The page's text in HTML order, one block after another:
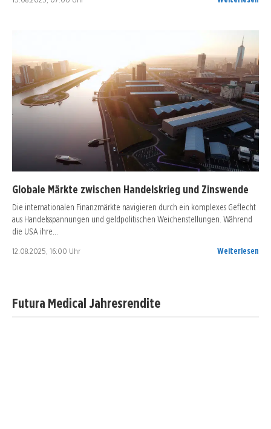
Globale Märkte zwischen Handelskrieg und Zinswende
Die internationalen Finanzmärkte navigieren durch ein komplexes Geflecht
aus Handelsspannungen und geldpolitischen Weichenstellungen. Während
die USA ihre…
12.08.2025, 16:00 Uhr Weiterlesen
Futura Medical Jahresrendite